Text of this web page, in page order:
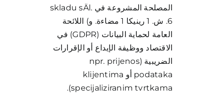
المصلحة المشروعة في skladu sÄl.
6. ش. 1 رينيكا 1 مضاءة. و) اللائحة
العامة لحماية البيانات (GDPR) في
الاقتصاد ووظيفة الإيداع أو الإقرارات
الضريبية (npr. prijenos
podataka أو klijentima
specijaliziranim tvrtkama).